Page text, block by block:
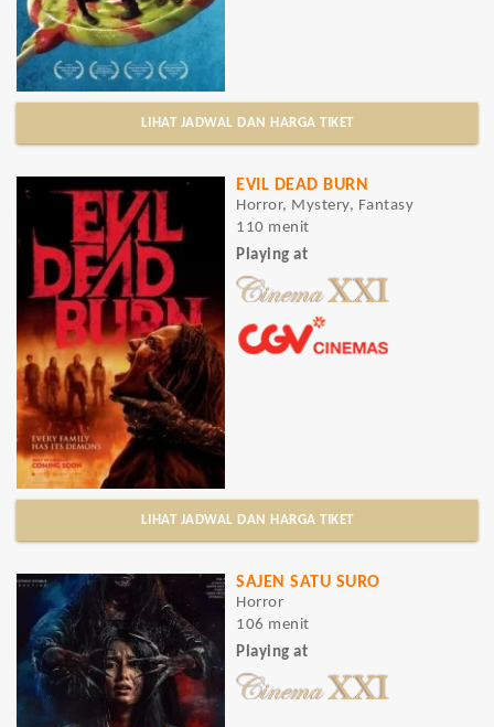
LIHAT JADWAL DAN HARGA TIKET
EVIL DEAD BURN
Horror, Mystery, Fantasy
110 menit
Playing at
LIHAT JADWAL DAN HARGA TIKET
SAJEN SATU SURO
Horror
106 menit
Playing at